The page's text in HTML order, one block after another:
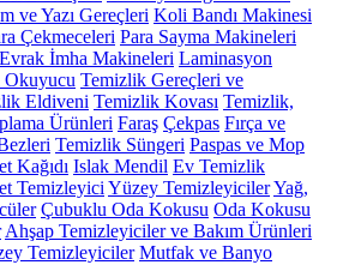
ve Yazı Gereçleri Koli Bandı Makinesi
Çekmeceleri Para Sayma Makineleri
Evrak İmha Makineleri Laminasyon
Okuyucu Temizlik Gereçleri ve
Eldiveni Temizlik Kovası Temizlik,
Ürünleri Faraş Çekpas Fırça ve
Temizlik Süngeri Paspas ve Mop
Kağıdı Islak Mendil Ev Temizlik
Temizleyici Yüzey TemizleyicilerYağ,
Çubuklu Oda Kokusu Oda Kokusu
Ahşap Temizleyiciler ve Bakım Ürünleri
Temizleyiciler Mutfak ve Banyo